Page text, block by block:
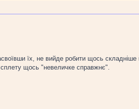
їх, не вийде робити щось
щось "невеличке справжнє".